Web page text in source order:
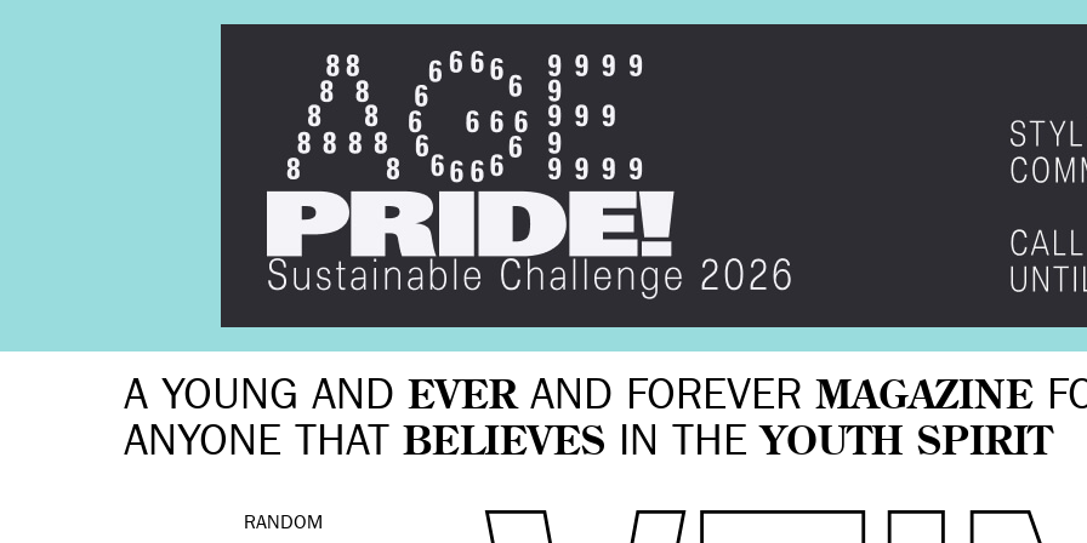
A YOUNG AND EVERAND FOREVER MAGAZINE
ANYONE THAT BELIEVES IN THE YOUTH SPIRIT
RANDOM